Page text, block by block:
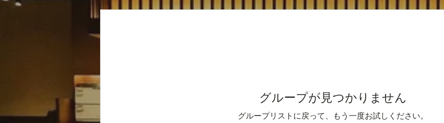
グループが見つかりません
グループリストに戻って、もう一度お試しください。